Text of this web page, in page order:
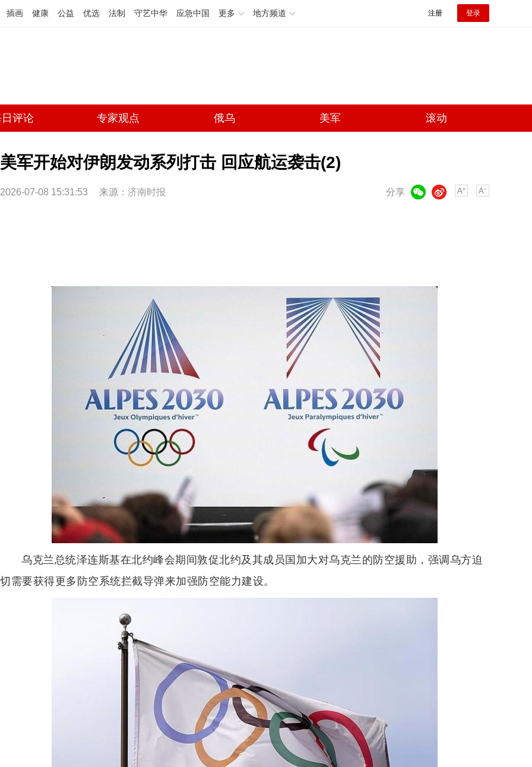
插画 健康 公益 优选 法制 守艺中华 应急中国 更多 地方频道 注册 登录
评论 专家观点 俄乌 美军 滚动
美军开始对伊朗发动系列打击 回应航运袭击(2)
2026-07-08 15:31:53 来源： 济南时报 分享
微博
乌克兰总统泽连斯基在北约峰会期间敦促北约及其成员国加大对乌克兰的防空援助，强调乌方迫
切需要获得更多防空系统拦截导弹来加强防空能力建设。